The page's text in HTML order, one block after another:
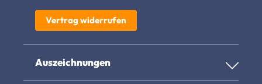
Vertrag widerrufen
Auszeichnungen